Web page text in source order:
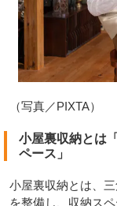
（写真／PIXTA）
小屋裏収納とは
ペース」
小屋裏収納とは、
を整備し、収納ス